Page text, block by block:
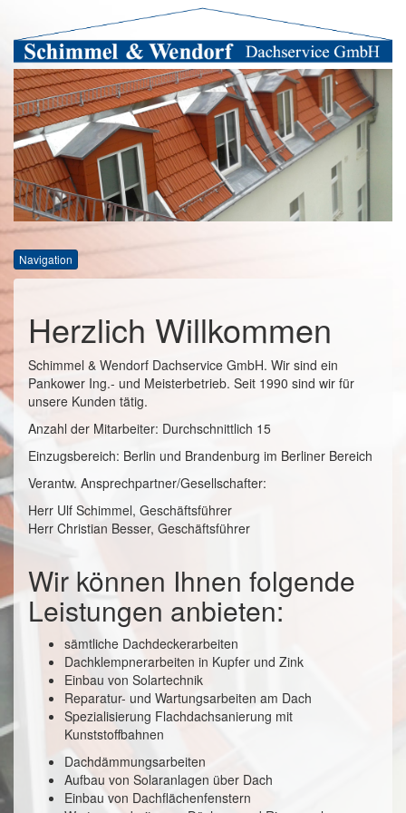
Navigation
Herzlich Willkommen
Schimmel & Wendorf Dachservice GmbH. Wir sind ein
Pankower Ing.- und Meisterbetrieb. Seit 1990 sind wir für
unsere Kunden tätig.
Anzahl der Mitarbeiter: Durchschnittlich 15
Einzugsbereich: Berlin und Brandenburg im Berliner Bereich
Verantw. Ansprechpartner/Gesellschafter:
Herr Ulf Schimmel, Geschäftsführer
Herr Christian Besser, Geschäftsführer
Wir können Ihnen folgende
Leistungen anbieten:
sämtliche Dachdeckerarbeiten
Dachklempnerarbeiten in Kupfer und Zink
Einbau von Solartechnik
Reparatur- und Wartungsarbeiten am Dach
Spezialisierung Flachdachsanierung mit
Kunststoffbahnen
Dachdämmungsarbeiten
Aufbau von Solaranlagen über Dach
Einbau von Dachflächenfenstern